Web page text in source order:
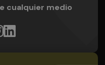
cualquier medio